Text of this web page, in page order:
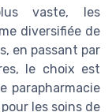
vaste, les
diversifiée de
en passant par
le choix est
parapharmacie
les soins de